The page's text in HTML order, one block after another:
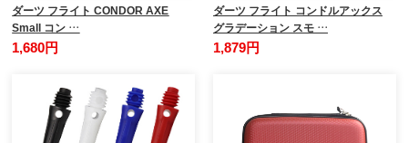
ダーツ フライト CONDOR AXE
Small コン …
1,680円
ダーツ フライト コンドルアックス
グラデーション スモ …
1,879円